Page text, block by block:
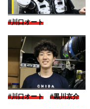
#川口オート
#川口オート #黒川京介